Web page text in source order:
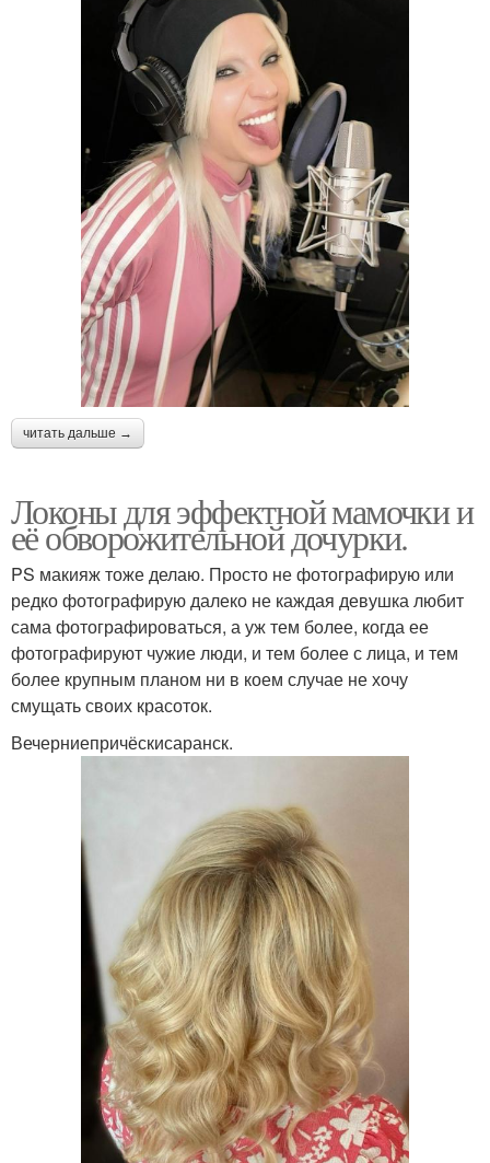
читать дальше →
Локоны для эффектной мамочки и
её обворожительной дочурки.
PS макияж тоже делаю. Просто не фотографирую или
редко фотографирую далеко не каждая девушка любит
сама фотографироваться, а уж тем более, когда ее
фотографируют чужие люди, и тем более с лица, и тем
более крупным планом ни в коем случае не хочу
смущать своих красоток.
Вечерниепричёскисаранск.